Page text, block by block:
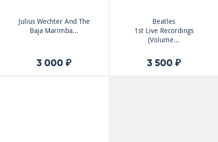
Julius Wechter And The
Baja Marimba...
3 000 ₽
Beatles
1st Live Recordings
(Volume...
3 500 ₽